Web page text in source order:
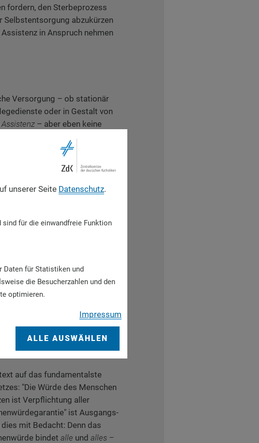
fordern, den Sterbeprozess
Selbstentsorgung abzukürzen
in Anspruch nehmen
Versorgung – ob stationär
oder in Gestalt von
Assistenz– aber eben keine
dieser Phase in vielfältiger
und spirituelle
Nähe und Geborgenheit
auch in der oftmals
Würde als Mensch
Standard
Versorgung als
als Lackmustext für das
auf das fundamentalste
"Die Würde des Menschen
ist Verpflichtung aller
ist Ausgangs-
mit Bedacht: Denn das
bindet alle und alles –
unserer Seite Datenschutz.
für die einwandfreie Funktion
Daten für Statistiken und
die Besucherzahlen und den
optimieren.
Impressum
ALLE AUSWÄHLEN